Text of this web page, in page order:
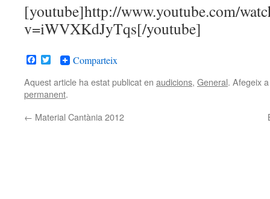
[youtube]http://www.youtube.com/
v=iWVXKdJyTqs[/youtube]
Facebook
TwitterComparteix
Aquest article ha estat publicat en audicions, General. Afegeix
permanent.
← Material Cantània 2012